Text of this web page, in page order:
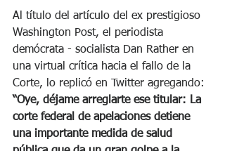
Al título del artículo del ex prestigioso
Washington Post, el periodista
demócrata - socialista Dan Rather en
una virtual crítica hacia el fallo de la
Corte, lo replicó en Twitter agregando:
“Oye, déjame arreglarte ese titular: La
corte federal de apelaciones detiene
una importante medida de salud